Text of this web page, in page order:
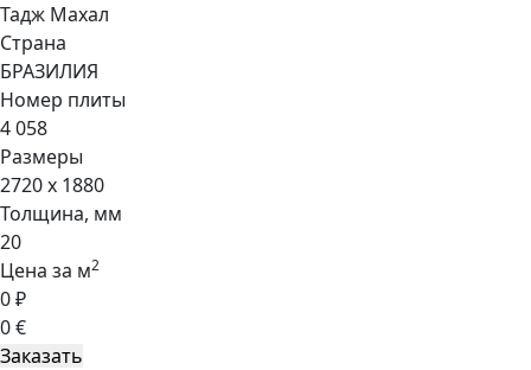
Тадж Махал
Страна
БРАЗИЛИЯ
Номер плиты
4 058
Размеры
2720 x 1880
Толщина, мм
20
Цена за м2
0 ₽
0 €